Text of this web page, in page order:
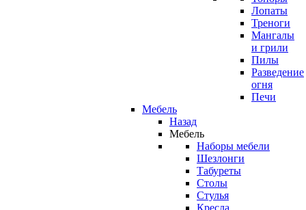
Лопаты
Треноги
Мангалы
и грили
Пилы
Разведение
огня
Печи
Мебель
Назад
Мебель
Наборы мебели
Шезлонги
Табуреты
Столы
Стулья
Кресла